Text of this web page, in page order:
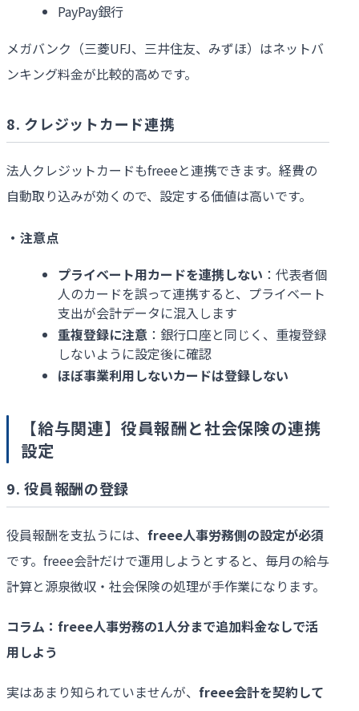
PayPay銀行
メガバンク（三菱UFJ、三井住友、みずほ）はネットバ
ンキング料金が比較的高めです。
8. クレジットカード連携
法人クレジットカードもfreeeと連携できます。経費の
自動取り込みが効くので、設定する価値は高いです。
・注意点
プライベート用カードを連携しない ：代表者個
人のカードを誤って連携すると、プライベート
支出が会計データに混入します
重複登録に注意 ：銀行口座と同じく、重複登録
しないように設定後に確認
ほぼ事業利用しないカードは登録しない
【給与関連】役員報酬と社会保険の連携
設定
9. 役員報酬の登録
役員報酬を支払うには、 freee人事労務側の設定が必須
です。freee会計だけで運用しようとすると、毎月の給与
計算と源泉徴収・社会保険の処理が手作業になります。
コラム： freee人事労務の1人分まで追加料金なしで活
用しよう
実はあまり知られていませんが、 freee会計を契約して